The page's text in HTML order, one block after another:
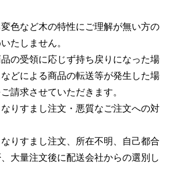
色など木の特性にご理解が無い方の
たしません。
の受領に応じず持ち戻りになった場
どによる商品の転送等が発生した場
請求させていただきます。
りすまし注文・悪質なご注文への対
りすまし注文、所在不明、自己都合
大量注文後に配送会社からの選別し